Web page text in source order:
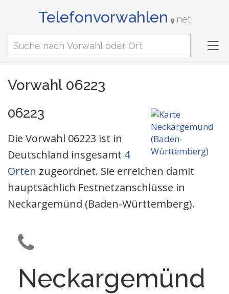
Telefonvorwahlen net
Vorwahl 06223
06223
Die Vorwahl 06223 ist in
Deutschland insgesamt 4
Orten zugeordnet. Sie erreichen damit
hauptsächlich Festnetzanschlüsse in
Neckargemünd (Baden-Württemberg).
Neckargemünd